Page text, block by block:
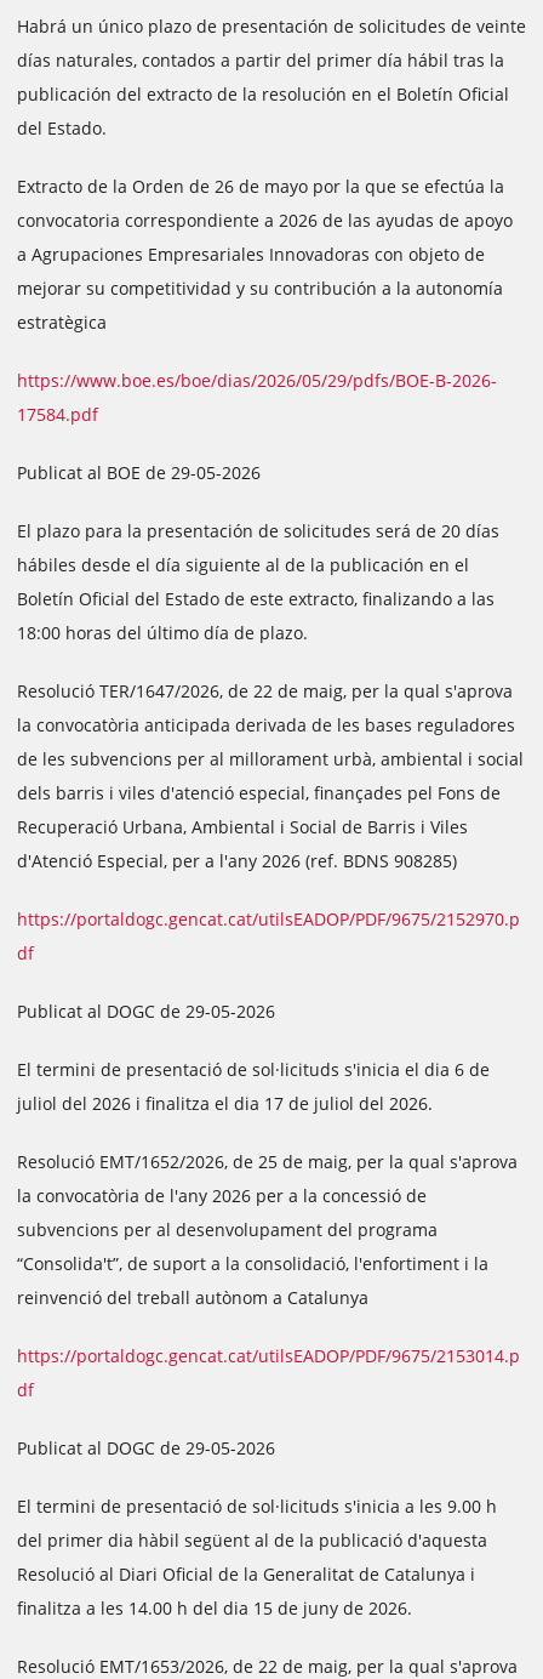
Habrá un único plazo de presentación de solicitudes de veinte
días naturales, contados a partir del primer día hábil tras la
publicación del extracto de la resolución en el Boletín Oficial
del Estado.
Extracto de la Orden de 26 de mayo por la que se efectúa la
convocatoria correspondiente a 2026 de las ayudas de apoyo
a Agrupaciones Empresariales Innovadoras con objeto de
mejorar su competitividad y su contribución a la autonomía
estratègica
https://www.boe.es/boe/dias/2026/05/29/pdfs/BOE-B-2026-
17584.pdf
Publicat al BOE de 29-05-2026
El plazo para la presentación de solicitudes será de 20 días
hábiles desde el día siguiente al de la publicación en el
Boletín Oficial del Estado de este extracto, finalizando a las
18:00 horas del último día de plazo.
Resolució TER/1647/2026, de 22 de maig, per la qual s'aprova
la convocatòria anticipada derivada de les bases reguladores
de les subvencions per al millorament urbà, ambiental i social
dels barris i viles d'atenció especial, finançades pel Fons de
Recuperació Urbana, Ambiental i Social de Barris i Viles
d'Atenció Especial, per a l'any 2026 (ref. BDNS 908285)
https://portaldogc.gencat.cat/utilsEADOP/PDF/9675/2152970.p
df
Publicat al DOGC de 29-05-2026
El termini de presentació de sol·licituds s'inicia el dia 6 de
juliol del 2026 i finalitza el dia 17 de juliol del 2026.
Resolució EMT/1652/2026, de 25 de maig, per la qual s'aprova
la convocatòria de l'any 2026 per a la concessió de
subvencions per al desenvolupament del programa
“Consolida't”, de suport a la consolidació, l'enfortiment i la
reinvenció del treball autònom a Catalunya
https://portaldogc.gencat.cat/utilsEADOP/PDF/9675/2153014.p
df
Publicat al DOGC de 29-05-2026
El termini de presentació de sol·licituds s'inicia a les 9.00 h
del primer dia hàbil següent al de la publicació d'aquesta
Resolució al Diari Oficial de la Generalitat de Catalunya i
finalitza a les 14.00 h del dia 15 de juny de 2026.
Resolució EMT/1653/2026, de 22 de maig, per la qual s'aprova